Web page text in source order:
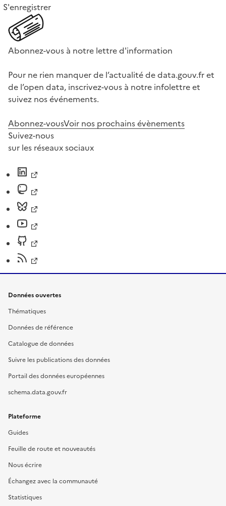
S'enregistrer
Abonnez-vous à notre lettre d'information
Pour ne rien manquer de l’actualité de data.gouv.fr et
de l’open data, inscrivez-vous à notre infolettre et
suivez nos événements.
Abonnez-vousVoir nos prochains évènements
Suivez-nous
sur les réseaux sociaux
Données ouvertes
Thématiques
Données de référence
Catalogue de données
Suivre les publications des données
Portail des données européennes
schema.data.gouv.fr
Plateforme
Guides
Feuille de route et nouveautés
Nous écrire
Échangez avec la communauté
Statistiques